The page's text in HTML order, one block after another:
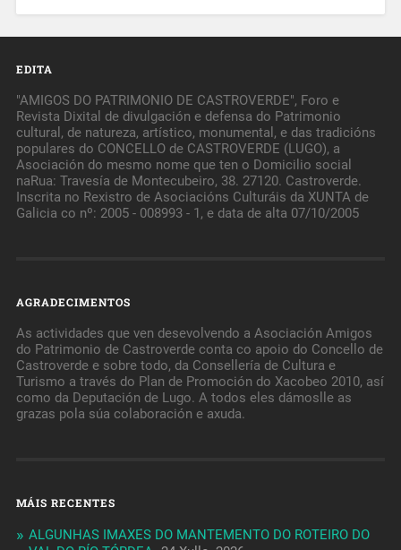
EDITA
"AMIGOS DO PATRIMONIO DE CASTROVERDE", Foro e
Revista Dixital de divulgación e defensa do Patrimonio
cultural, de natureza, artístico, monumental, e das tradicións
populares do CONCELLO de CASTROVERDE (LUGO), a
Asociación do mesmo nome que ten o Domicilio social
naRua: Travesía de Montecubeiro, 38. 27120. Castroverde.
Inscrita no Rexistro de Asociacións Culturáis da XUNTA de
Galicia co nº: 2005 - 008993 - 1, e data de alta 07/10/2005
AGRADECIMENTOS
As actividades que ven desevolvendo a Asociación Amigos
do Patrimonio de Castroverde conta co apoio do Concello de
Castroverde e sobre todo, da Consellería de Cultura e
Turismo a través do Plan de Promoción do Xacobeo 2010, así
como da Deputación de Lugo. A todos eles dámoslle as
grazas pola súa colaboración e axuda.
MÁIS RECENTES
ALGUNHAS IMAXES DO MANTEMENTO DO ROTEIRO DO